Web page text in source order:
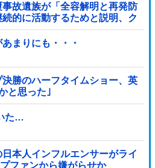
事故遺族が「全容解明と再発防
的に活動するためと説明、ク
まりにも・・・
決勝のハーフタイムショー、英
と思った｣
た…
本人インフルエンサーがライ
ファンから嫌がらせか